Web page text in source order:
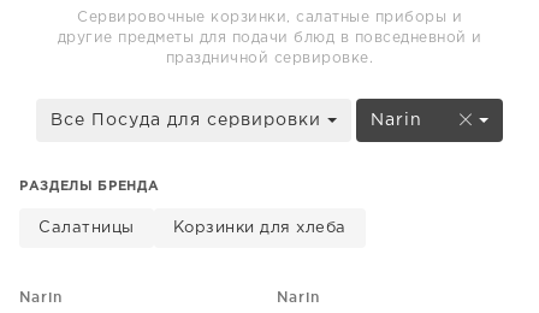
Сервировочные корзинки, салатные приборы и
другие предметы для подачи блюд в повседневной и
праздничной сервировке.
Все Посуда для сервировки Narin
РАЗДЕЛЫ БРЕНДА
Салатницы Корзинки для хлеба
Narin
Narin